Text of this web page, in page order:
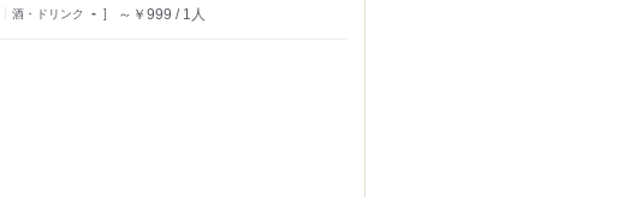
酒・ドリンク - ～￥999 1人